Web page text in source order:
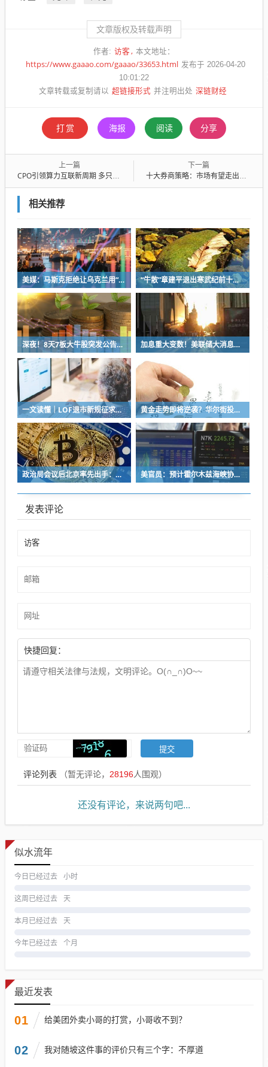
文章版权及转载声明
作者: 访客 本文地址：
https://www.gaaao.com/gaaao/33653.html 发布于 2026-04-20
10:01:22
文章转载或复制请以 超链接形式 并注明出处 深链财经
打赏 海报 阅读 分享
上一篇
CPO引领算力互联新周期 多只核心标的透露最新业务进展
下一篇
十大券商策略：市场有望走出新高！科技风格回归 价值也会有春天
相关推荐
美媒：马斯克拒绝让乌克兰用“星链”打击俄境内目标 “牛散”章建平退出寒武纪前十大股东 去年持股数仅次于董事长 或已套现走人
深夜！8天7板大牛股突发公告！交易所：对这些股票重点监控 加息重大变数！美联储大消息！特朗普有新动作
一文读懂｜LOF退市新规征求意见 为什么退？怎么退？有何影响？ 黄金走势即将逆袭？华尔街投行：现在是买入的绝佳时机
政治局会议后北京率先出手：下调非京籍五环内购房门槛 公积金贷款最高可达340万元 美官员：预计霍尔木兹海峡协议将“很快达成”
发表评论
快捷回复：
评论列表 （暂无评论， 28196人围观）
还没有评论，来说两句吧...
似水流年
今日已经过去 小时
这周已经过去 天
本月已经过去 天
今年已经过去 个月
最近发表
01 给美团外卖小哥的打赏，小哥收不到？
02 我对随坡这件事的评价只有三个字：不厚道